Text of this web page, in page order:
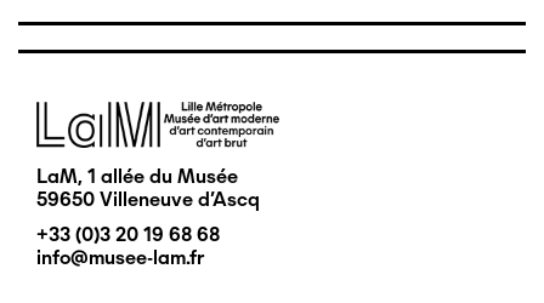
Image
LaM, 1 allée du Musée
59650 Villeneuve d'Ascq
+33 (0)3 20 19 68 68
info@musee-lam.fr